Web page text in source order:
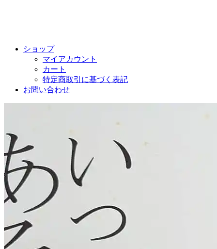
ショップ
マイアカウント
カート
特定商取引に基づく表記
お問い合わせ